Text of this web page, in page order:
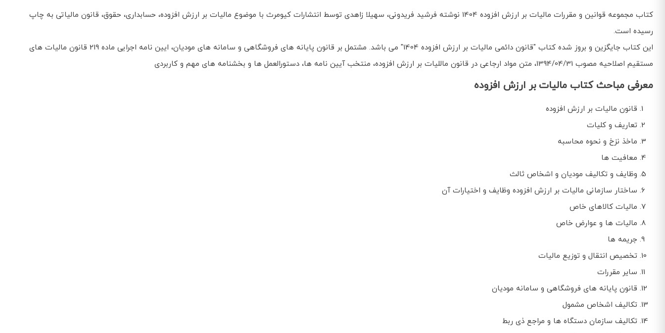
کتاب مجموعه قوانین و مقررات مالیات بر ارزش افزوده 1404 نوشته فرشید فریدونی، سهیلا زاهدی توسط انتشارات کیومرث با موضوع مالیات بر ارزش افزوده، حسابداری، حقوق، قانون مالیاتی به چاپ
رسیده است.
این کتاب جایگزین و بروز شده کتاب "قانون دائمی مالیات بر ارزش افزوده 1404" می باشد. مشتمل بر قانون پایانه های فروشگاهی و سامانه های مودیان، ایین نامه اجرایی ماده 219 قانون مالیات های
مستقیم اصلاحیه مصوب 1394/04/31، متن مواد ارجاعی در قانون ماللیات بر ارزش افزوده، منتخب آیین نامه ها، دستورالعمل ها و بخشنامه های مهم و کاربردی
معرفی مباحث کتاب مالیات بر ارزش افزوده
قانون مالیات بر ارزش افزوده
تعاریف و کلیات
ماخذ نزخ و نحوه محاسبه
معافیت ها
وظایف و تکالیف مودیان و اشخاص ثالث
ساختار سازمانی مالیات بر ارزش افزوده وظایف و اختیارات آن
مالیات کالاهای خاص
مالیات ها و عوارض خاص
جریمه ها
تخصیص انتقال و توزیع مالیات
سایر مقررات
قانون پایانه های فروشگاهی و سامانه مودیان
تکالیف اشخاص مشمول
تکالیف سازمان دستگاه ها و مراجع ذی ربط